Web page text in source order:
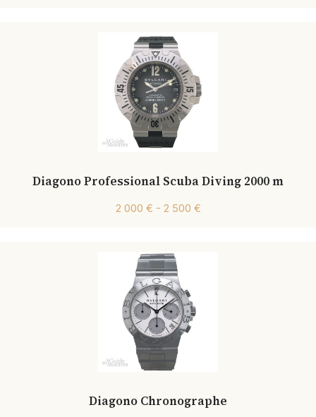
Diagono Professional Scuba Diving 2000 m
2 000 € - 2 500 €
Diagono Chronographe